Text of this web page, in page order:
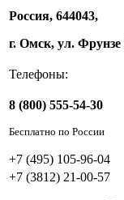
Россия, 644043,
г. Омск, ул. Фрунзе
Телефоны:
8 (800) 555-54-30
Бесплатно по России
+7 (495) 105-96-04
+7 (3812) 21-00-57